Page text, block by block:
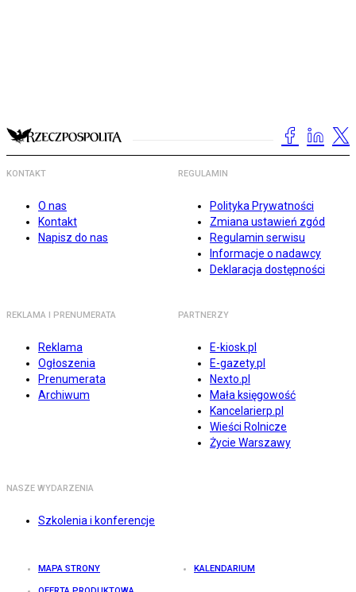
KONTAKT
O nas
Kontakt
Napisz do nas
REGULAMIN
Polityka Prywatności
Zmiana ustawień zgód
Regulamin serwisu
Informacje o nadawcy
Deklaracja dostępności
REKLAMA I PRENUMERATA
Reklama
Ogłoszenia
Prenumerata
Archiwum
PARTNERZY
E-kiosk.pl
E-gazety.pl
Nexto.pl
Mała księgowość
Kancelarierp.pl
Wieści Rolnicze
Życie Warszawy
NASZE WYDARZENIA
Szkolenia i konferencje
MAPA STRONY KALENDARIUM